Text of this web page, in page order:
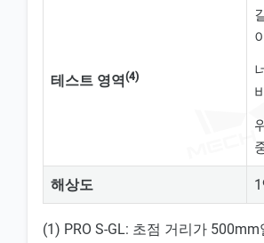
테스트 영역(4)
해상도
(1) PRO S-GL: 초점 거리가